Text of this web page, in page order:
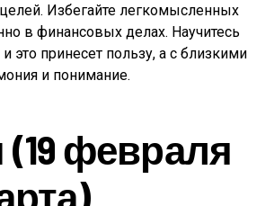
Избегайте легкомысленных
в финансовых делах. Научитесь
это принесет пользу, а с близкими
и понимание.
февраля